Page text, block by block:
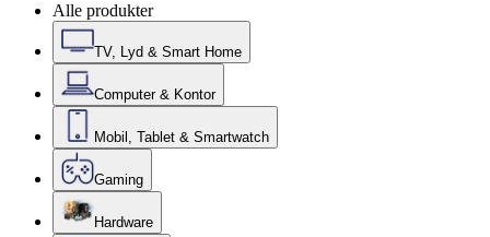
Alle produkter
TV, Lyd & Smart Home
Computer & Kontor
Mobil, Tablet & Smartwatch
Gaming
Hardware